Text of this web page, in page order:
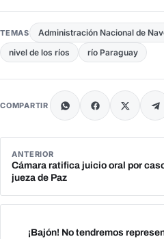
TEMAS
Administración Nacional de
nivel de los ríos
río Paraguay
COMPARTIR
ANTERIOR
Cámara ratifica juicio oral por
jueza de Paz
¡Bajón! No tendremos